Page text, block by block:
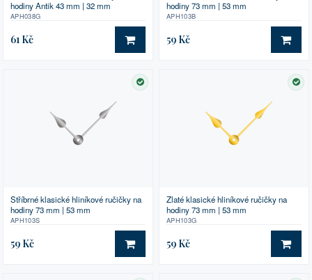
hodiny Antik 43 mm | 32 mm
APH038G
61 Kč DO KOŠÍKU
hodiny 73 mm | 53 mm
APH103B
59 Kč DO
SKLADEM
Stříbrné klasické hliníkové ručičky na
hodiny 73 mm | 53 mm
APH103S
59 Kč DO KOŠÍKU
Zlaté klasické hliníkové ručičky na
hodiny 73 mm | 53 mm
APH103G
59 Kč DO